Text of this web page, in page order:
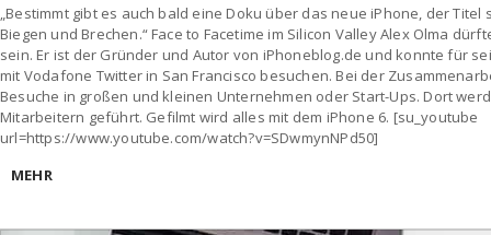
„Bestimmt gibt es auch bald eine Doku über das neue iPhone, der
Biegen und Brechen.“ Face to Facetime im Silicon Valley Alex Olma
sein. Er ist der Gründer und Autor von iPhoneblog.de und konnte für
mit Vodafone Twitter in San Francisco besuchen. Bei der
Besuche in großen und kleinen Unternehmen oder Start-Ups. Dort
Mitarbeitern geführt. Gefilmt wird alles mit dem iPhone 6. [su_youtube
url=https://www.youtube.com/watch?v=SDwmynNPd50]
MEHR